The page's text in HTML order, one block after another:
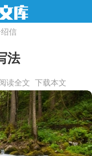
信
法
读全文 下载本文